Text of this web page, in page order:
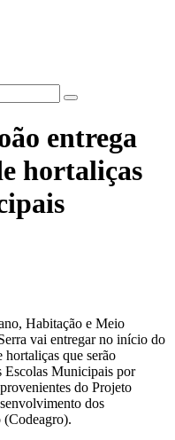
entrega
hortaliças
Habitação e Meio
vai entregar no início do
hortaliças que serão
Escolas Municipais por
do Projeto
dos
(Codeagro).